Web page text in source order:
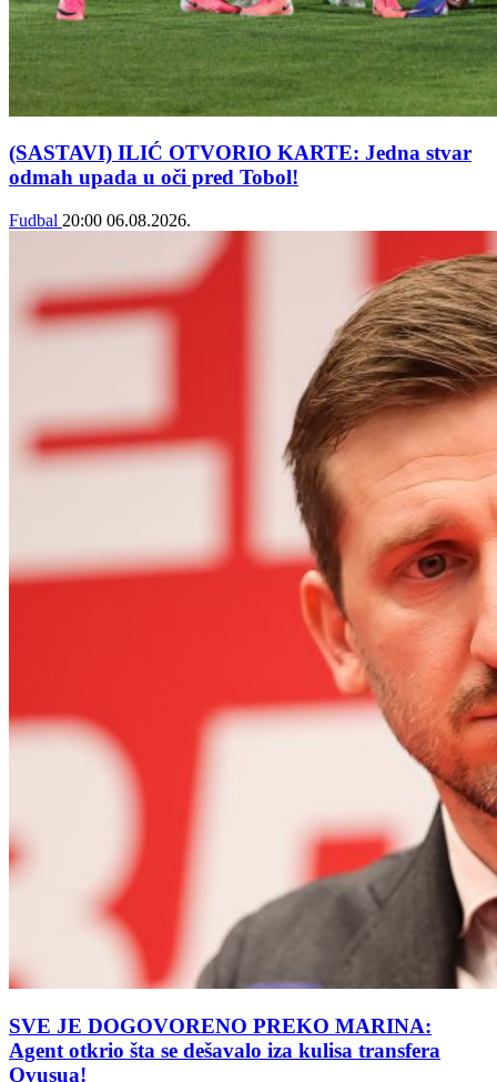
(SASTAVI) ILIĆ OTVORIO KARTE: Jedna stvar
odmah upada u oči pred Tobol!
Fudbal 20:00 06.08.2026.
SVE JE DOGOVORENO PREKO MARINA:
Agent otkrio šta se dešavalo iza kulisa transfera
Ovusua!